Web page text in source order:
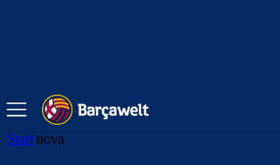
Start nova